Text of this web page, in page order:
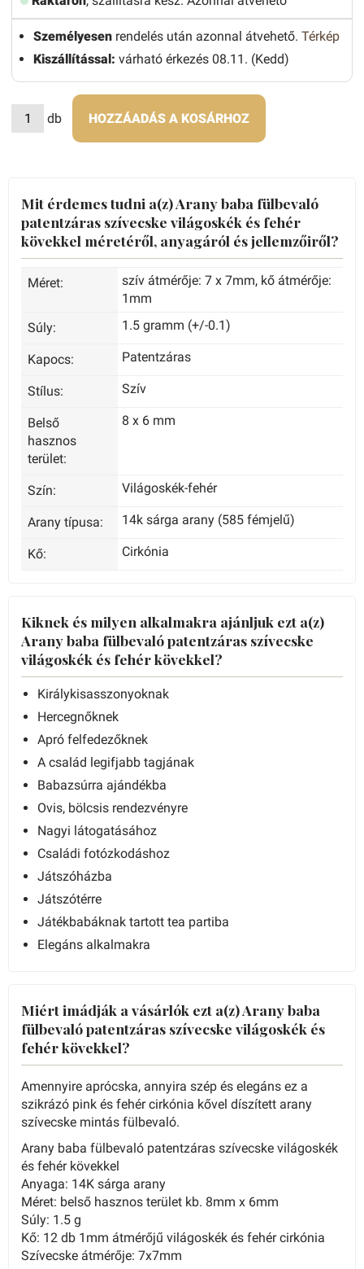
Személyesen rendelés után azonnal átvehető. Térkép
Kiszállítással: várható érkezés 08.11. (Kedd)
db HOZZÁADÁS A KOSÁRHOZ
Mit érdemes tudni a(z) Arany baba fülbevaló
patentzáras szívecske világoskék és fehér
kövekkel méretéről, anyagáról és jellemzőiről?
Méret:
szív átmérője: 7 x 7mm, kő átmérője:
1mm
Súly:
1.5 gramm (+/-0.1)
Kapocs: Patentzáras
Stílus: Szív
Belső
hasznos
terület:
8 x 6 mm
Szín: Világoskék-fehér
Arany típusa: 14k sárga arany (585 fémjelű)
Kő: Cirkónia
Kiknek és milyen alkalmakra ajánljuk ezt a(z)
Arany baba fülbevaló patentzáras szívecske
világoskék és fehér kövekkel?
Királykisasszonyoknak
Hercegnőknek
Apró felfedezőknek
A család legifjabb tagjának
Babazsúrra ajándékba
Ovis, bölcsis rendezvényre
Nagyi látogatásához
Családi fotózkodáshoz
Játszóházba
Játszótérre
Játékbabáknak tartott tea partiba
Elegáns alkalmakra
Miért imádják a vásárlók ezt a(z) Arany baba
fülbevaló patentzáras szívecske világoskék és
fehér kövekkel?
Amennyire aprócska, annyira szép és elegáns ez a
szikrázó pink és fehér cirkónia kővel díszített arany
szívecske mintás fülbevaló.
Arany baba fülbevaló patentzáras szívecske világoskék
és fehér kövekkel
Anyaga: 14K sárga arany
Méret: belső hasznos terület kb. 8mm x 6mm
Súly: 1.5 g
Kő: 12 db 1mm átmérőjű világoskék és fehér cirkónia
Szívecske átmérője: 7x7mm